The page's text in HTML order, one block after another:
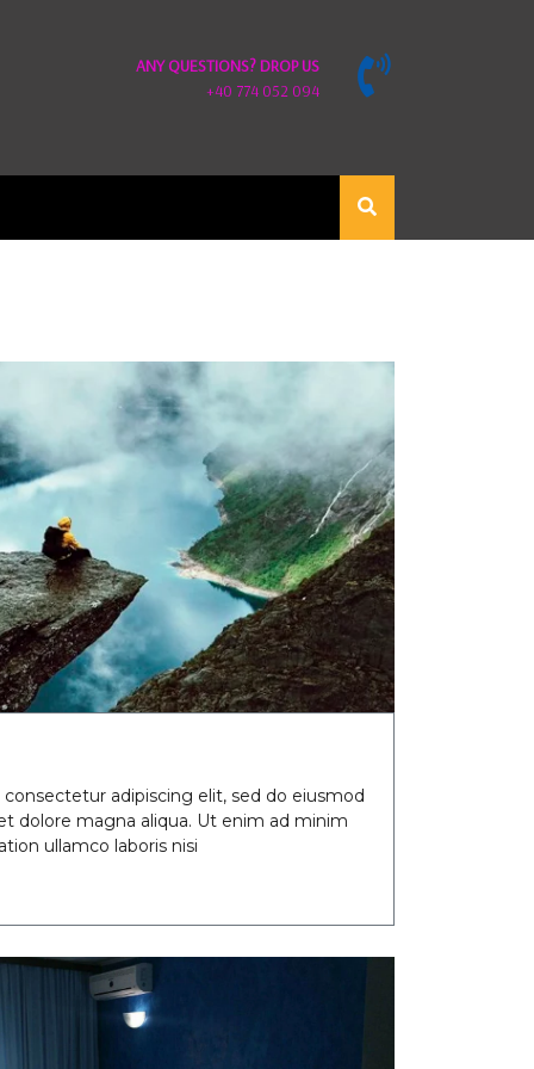
ANY QUESTIONS? DROP US
+40 774 052 094
adipiscing elit, sed do eiusmod
dolore magna aliqua. Ut enim ad minim
ullamco laboris nisi